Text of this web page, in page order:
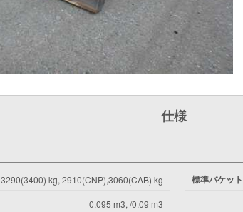
仕様
3290(3400) kg, 2910(CNP),3060(CAB) kg
0.095 m3, /0.09 m3
標準バケッ